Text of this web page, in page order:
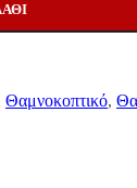
Θαμνοκοπτικό,